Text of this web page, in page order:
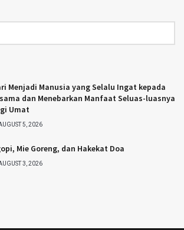
Menjadi Manusia yang Selalu Ingat kepada
dan Menebarkan Manfaat Seluas-luasnya
Umat
5, 2026
Mie Goreng, dan Hakekat Doa
3, 2026